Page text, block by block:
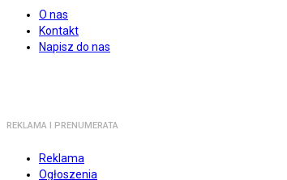
O nas
Kontakt
Napisz do nas
REKLAMA I PRENUMERATA
Reklama
Ogłoszenia